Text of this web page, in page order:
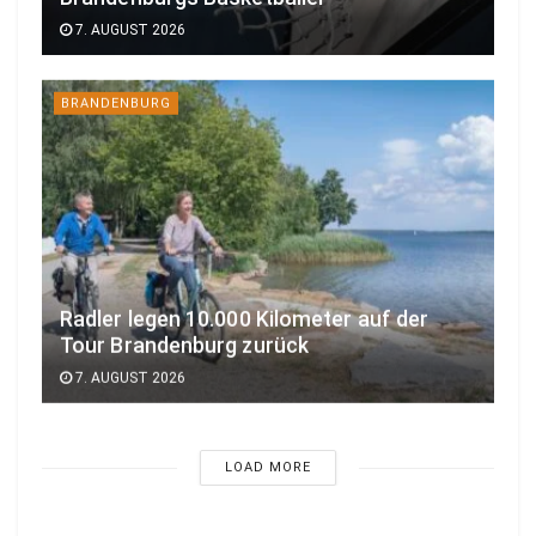
7. AUGUST 2026
BRANDENBURG
Radler legen 10.000 Kilometer auf der
Tour Brandenburg zurück
7. AUGUST 2026
LOAD MORE